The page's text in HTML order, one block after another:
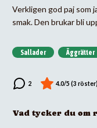
Verkligen god paj som
smak. Den brukar bli
Sallader Äggrätter
Vad tycker du om